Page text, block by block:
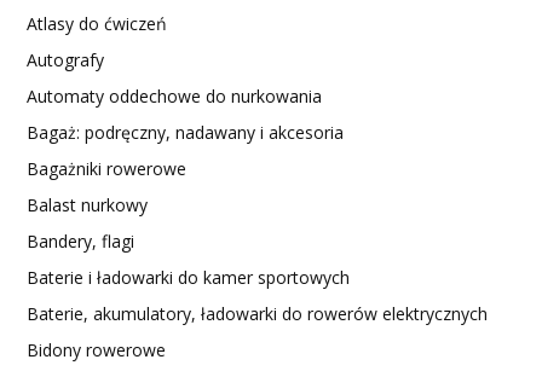
Atlasy do ćwiczeń
Autografy
Automaty oddechowe do nurkowania
Bagaż: podręczny, nadawany i akcesoria
Bagażniki rowerowe
Balast nurkowy
Bandery, flagi
Baterie i ładowarki do kamer sportowych
Baterie, akumulatory, ładowarki do rowerów elektrycznych
Bidony rowerowe